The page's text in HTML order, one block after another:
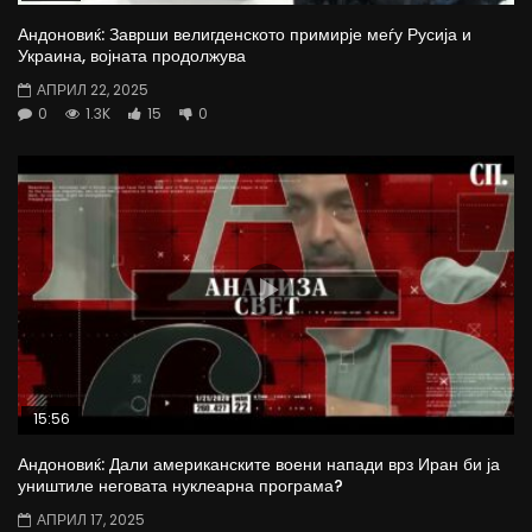
Андоновиќ: Заврши велигденското примирје меѓу Русија и
Украина, војната продолжува
АПРИЛ 22, 2025
0
1.3K 15 0
15:56
Андоновиќ: Дали американските воени напади врз Иран би ја
уништиле неговата нуклеарна програма?
АПРИЛ 17, 2025